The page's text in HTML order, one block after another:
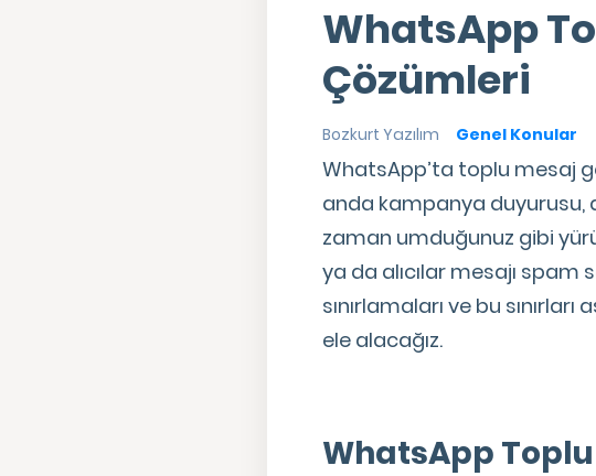
WhatsApp
Çözümleri
Bozkurt Yazılım Genel Konular
WhatsApp’ta toplu mesaj
anda kampanya duyurusu,
zaman umduğunuz gibi
ya da alıcılar mesajı spam
sınırlamaları ve bu
ele alacağız.
WhatsApp Toplu